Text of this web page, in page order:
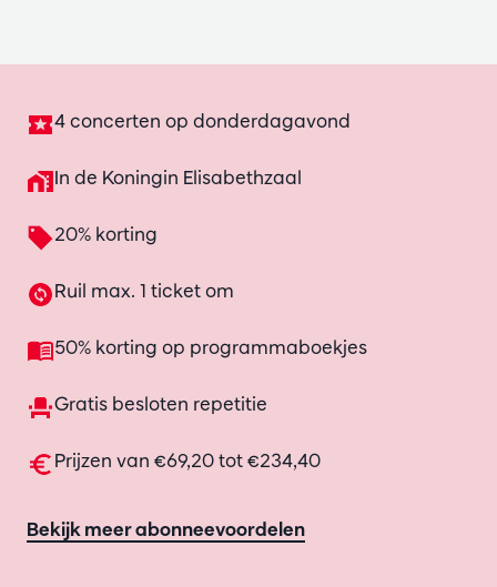
4 concerten op donderdagavond
In de Koningin Elisabethzaal
20% korting
Ruil max. 1 ticket om
50% korting op programmaboekjes
Gratis besloten repetitie
Prijzen van €69,20 tot €234,40
Bekijk meer abonneevoordelen